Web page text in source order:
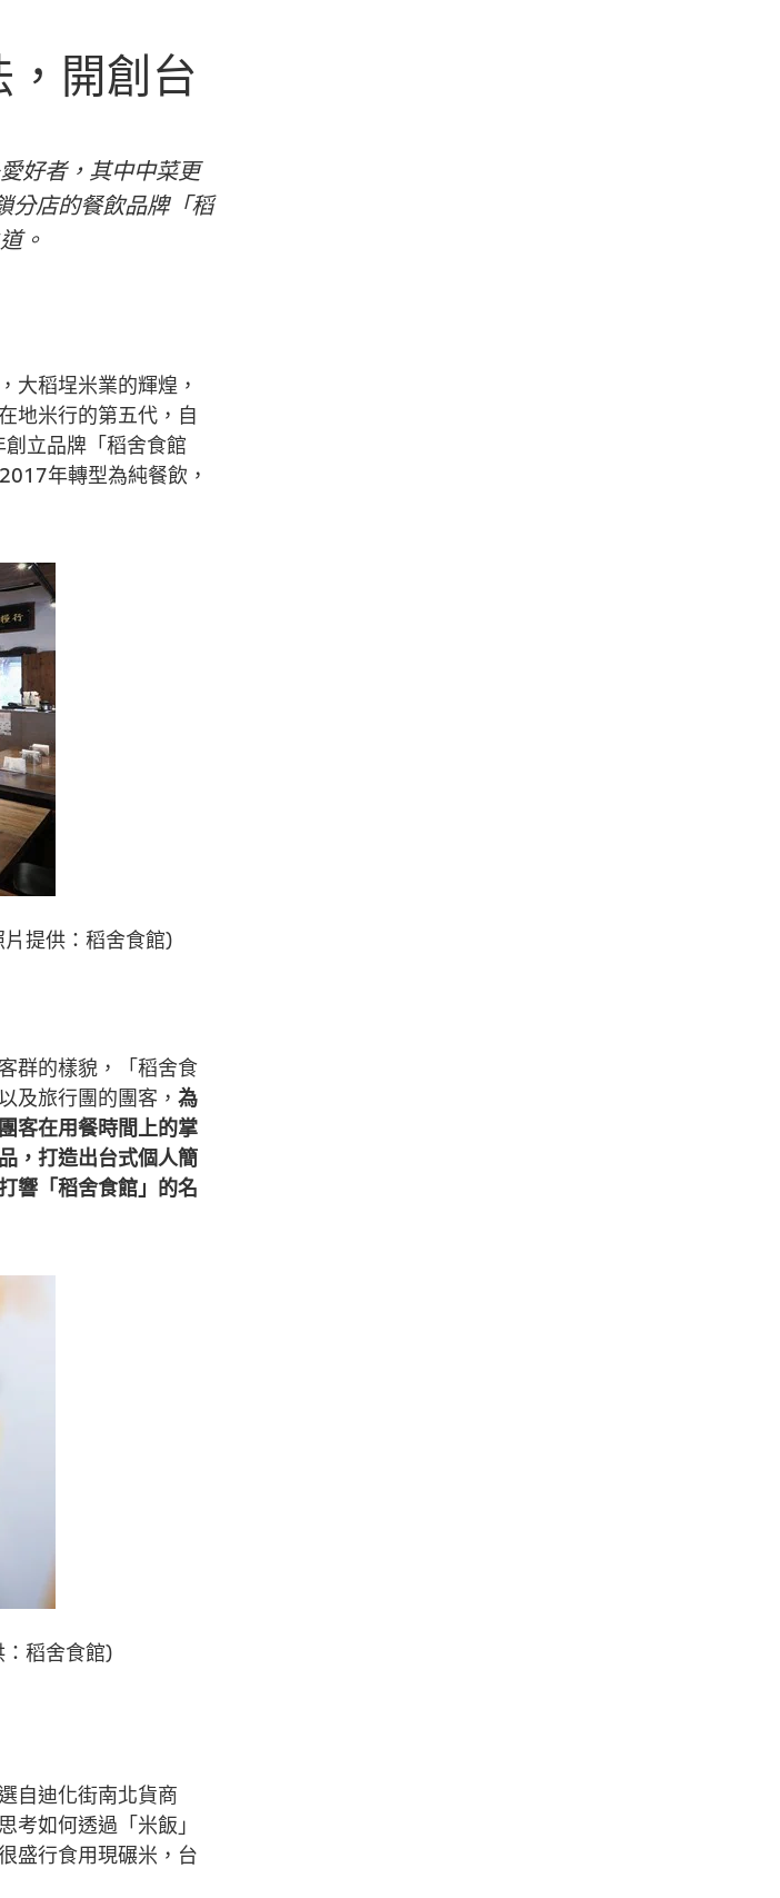
開創台
好者，其中中菜更
分店的餐飲品牌「稻
。
大稻埕米業的輝煌，
地米行的第五代，自
立品牌「稻舍食館
年轉型為純餐飲，
提供：稻舍食館)
群的樣貌，「稻舍食
及旅行團的團客， 為
客在用餐時間上的掌
，打造出台式個人簡
響「稻舍食館」的名
稻舍食館)
自迪化街南北貨商
如何透過「米飯」
盛行食用現碾米，台